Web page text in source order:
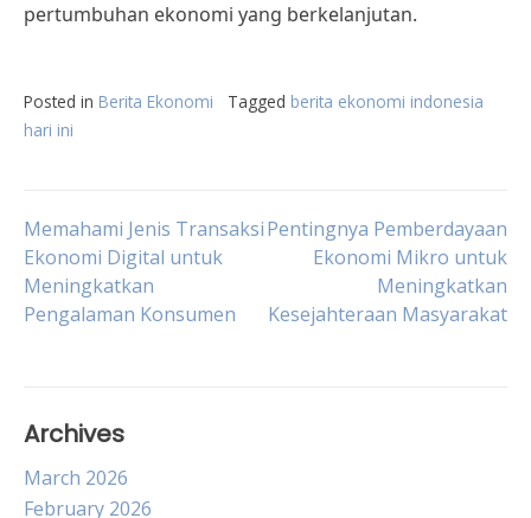
pertumbuhan ekonomi yang berkelanjutan.
Posted in Berita Ekonomi Tagged berita ekonomi indonesia
hari ini
Post
navigation
Memahami Jenis Transaksi
Ekonomi Digital untuk
Meningkatkan
Pengalaman Konsumen
Pentingnya Pemberdayaan
Ekonomi Mikro untuk
Meningkatkan
Kesejahteraan Masyarakat
Archives
March 2026
February 2026